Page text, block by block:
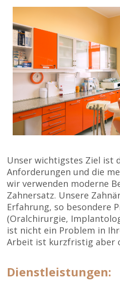
Unser wichtigstes Ziel ist
Anforderungen und die
wir verwenden moderne
Zahnersatz. Unsere
Erfahrung, so besondere
(Oralchirurgie,
ist nicht ein Problem in
Arbeit ist kurzfristig aber
Dienstleistungen: